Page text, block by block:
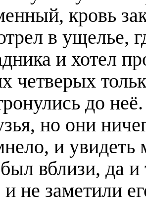
кровь
в ущелье,
и хотел
четверых
до
но они
и увидеть
вблизи, да и
не заметили